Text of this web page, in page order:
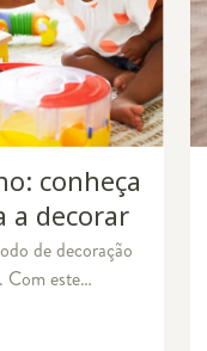
conheça
a decorar
de decoração
Com este
tem como
dos donos